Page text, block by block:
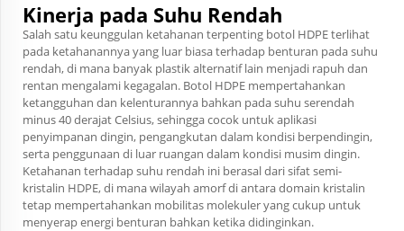
Kinerja pada Suhu Rendah
Salah satu keunggulan ketahanan terpenting botol HDPE terlihat
pada ketahanannya yang luar biasa terhadap benturan pada suhu
rendah, di mana banyak plastik alternatif lain menjadi rapuh dan
rentan mengalami kegagalan. Botol HDPE mempertahankan
ketangguhan dan kelenturannya bahkan pada suhu serendah
minus 40 derajat Celsius, sehingga cocok untuk aplikasi
penyimpanan dingin, pengangkutan dalam kondisi berpendingin,
serta penggunaan di luar ruangan dalam kondisi musim dingin.
Ketahanan terhadap suhu rendah ini berasal dari sifat semi-
kristalin HDPE, di mana wilayah amorf di antara domain kristalin
tetap mempertahankan mobilitas molekuler yang cukup untuk
menyerap energi benturan bahkan ketika didinginkan.